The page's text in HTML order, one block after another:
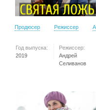
Продюсер Режиссер
Год выпуска:
2019
Режиссер:
Андрей
Селиванов